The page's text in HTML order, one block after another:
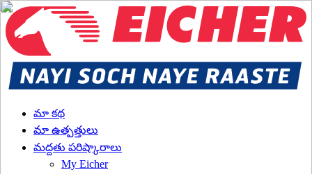
మా కథ
మా ఉత్పత్తులు
మద్దతు పరిష్కారాలు
My Eicher